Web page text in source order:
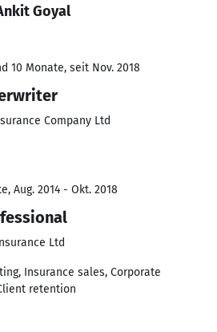
Goyal
10 Monate, seit Nov. 2018
Company Ltd
Aug. 2014 - Okt. 2018
Ltd
Insurance sales, Corporate
retention